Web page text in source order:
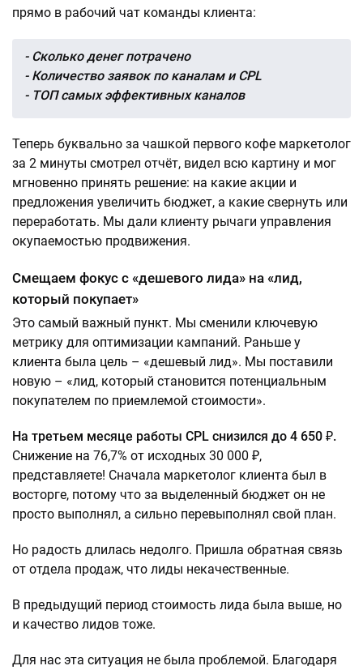
прямо в рабочий чат команды клиента:
- Сколько денег потрачено
- Количество заявок по каналам и CPL
- ТОП самых эффективных каналов
Теперь буквально за чашкой первого кофе маркетолог
за 2 минуты смотрел отчёт, видел всю картину и мог
мгновенно принять решение: на какие акции и
предложения увеличить бюджет, а какие свернуть или
переработать. Мы дали клиенту рычаги управления
окупаемостью продвижения.
Смещаем фокус с «дешевого лида» на «лид,
который покупает»
Это самый важный пункт. Мы сменили ключевую
метрику для оптимизации кампаний. Раньше у
клиента была цель – «дешевый лид». Мы поставили
новую – «лид, который становится потенциальным
покупателем по приемлемой стоимости».
На третьем месяце работы CPL снизился до 4 650 ₽.
Снижение на 76,7% от исходных 30 000 ₽,
представляете! Сначала маркетолог клиента был в
восторге, потому что за выделенный бюджет он не
просто выполнял, а сильно перевыполнял свой план.
Но радость длилась недолго. Пришла обратная связь
от отдела продаж, что лиды некачественные.
В предыдущий период стоимость лида была выше, но
и качество лидов тоже.
Для нас эта ситуация не была проблемой. Благодаря